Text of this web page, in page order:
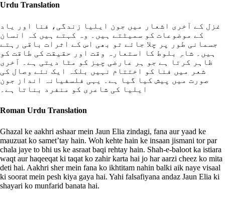
Urdu Translation
غزل کے آخری اشعار میں جون ایلیا زندگی، فنا اور یاد
کے موضوعات کو سمیٹتے ہیں۔ وہ کہتے ہیں کہ انسان
جسمانی طور پر چلا جائے تو بھی اس کے اثرات باقی رہتے
ہیں۔ شاہِ بلوط کا استعارہ وقت اور حقیقت کی طاقت کو
ظاہر کرتا ہے جو ہر عارضی چیز کو مٹا دیتی ہے۔ آخری
شعر میں فنا کو اختتام نہیں بلکہ ایک نئے وصال کی
صورت میں پیش کیا گیا ہے۔ یہی فلسفیانہ انداز جون
ایلیا کی شاعری کو منفرد بناتا ہے۔
Roman Urdu Translation
Ghazal ke aakhri ashaar mein Jaun Elia zindagi, fana aur yaad ke
mauzuat ko samet’tay hain. Woh kehte hain ke insaan jismani tor par
chala jaye to bhi us ke asraat baqi rehtay hain. Shah-e-baloot ka istiara
waqt aur haqeeqat ki taqat ko zahir karta hai jo har aarzi cheez ko mita
deti hai. Aakhri sher mein fana ko ikhtitam nahin balki aik naye visaal
ki soorat mein pesh kiya gaya hai. Yahi falsafiyana andaz Jaun Elia ki
shayari ko munfarid banata hai.